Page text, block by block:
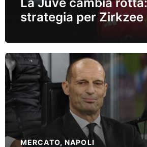
strategia per Zirkzee
MERCATO, NAPOLI